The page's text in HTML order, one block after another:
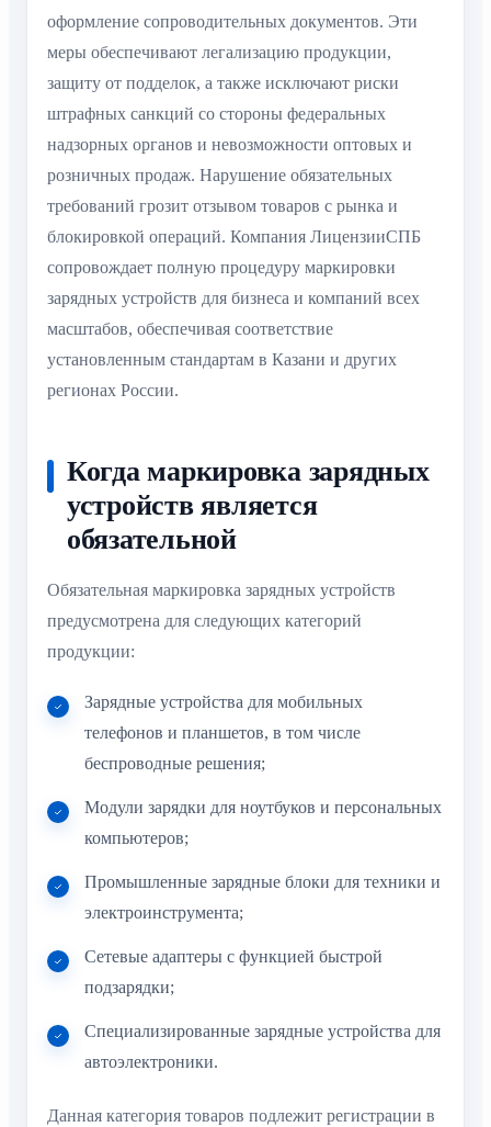
оформление сопроводительных документов. Эти
меры обеспечивают легализацию продукции,
защиту от подделок, а также исключают риски
штрафных санкций со стороны федеральных
надзорных органов и невозможности оптовых и
розничных продаж. Нарушение обязательных
требований грозит отзывом товаров с рынка и
блокировкой операций. Компания ЛицензииСПБ
сопровождает полную процедуру маркировки
зарядных устройств для бизнеса и компаний всех
масштабов, обеспечивая соответствие
установленным стандартам в Казани и других
регионах России.
Когда маркировка зарядных
устройств является
обязательной
Обязательная маркировка зарядных устройств
предусмотрена для следующих категорий
продукции:
Зарядные устройства для мобильных
телефонов и планшетов, в том числе
беспроводные решения;
Модули зарядки для ноутбуков и персональных
компьютеров;
Промышленные зарядные блоки для техники и
электроинструмента;
Сетевые адаптеры с функцией быстрой
подзарядки;
Специализированные зарядные устройства для
автоэлектроники.
Данная категория товаров подлежит регистрации в